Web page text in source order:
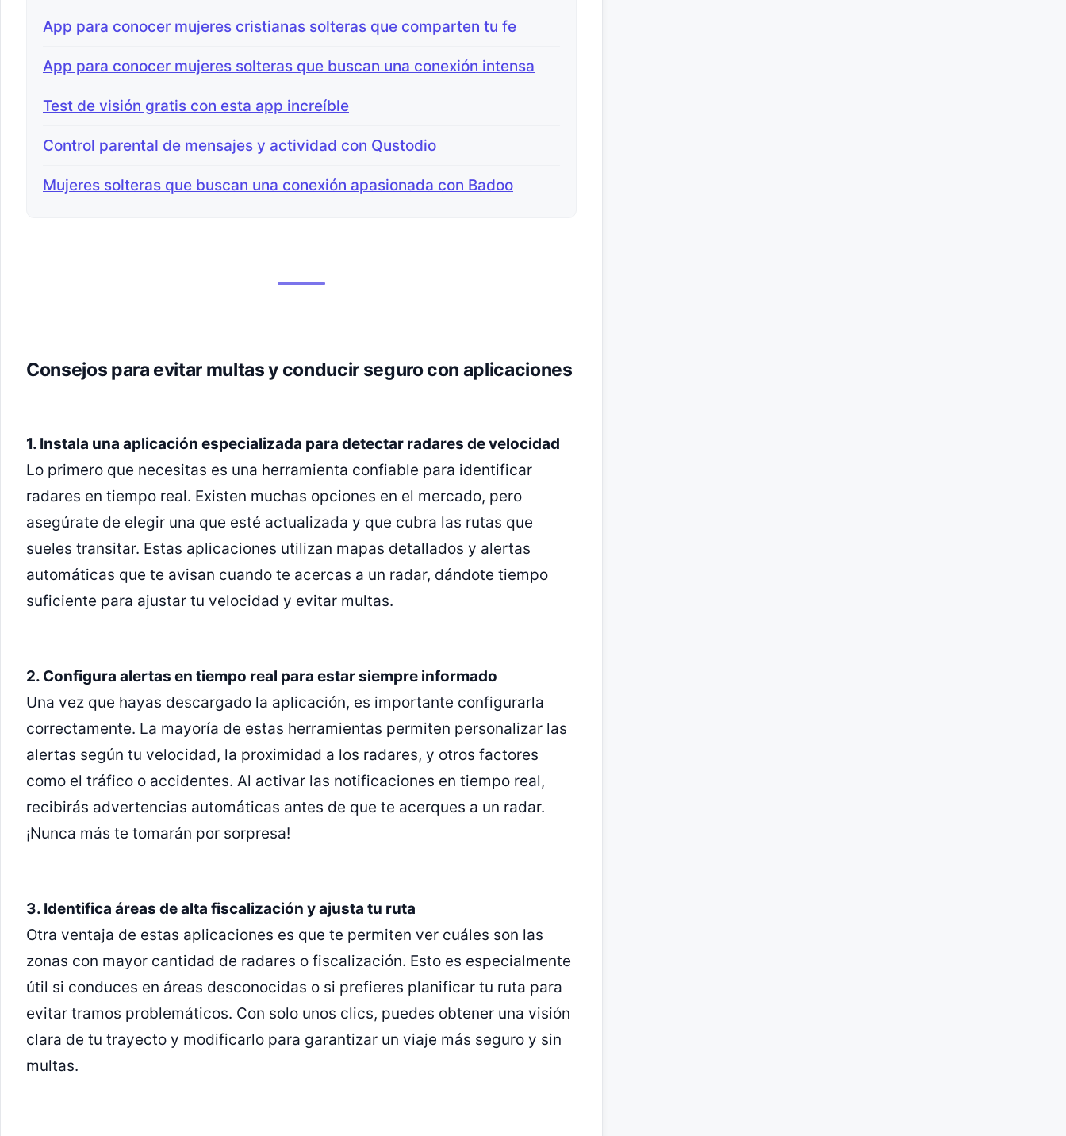
App para conocer mujeres cristianas solteras que comparten tu fe
App para conocer mujeres solteras que buscan una conexión intensa
Test de visión gratis con esta app increíble
Control parental de mensajes y actividad con Qustodio
Mujeres solteras que buscan una conexión apasionada con Badoo
Consejos para evitar multas y conducir seguro con aplicaciones
1. Instala una aplicación especializada para detectar radares de velocidad
Lo primero que necesitas es una herramienta confiable para identificar
radares en tiempo real. Existen muchas opciones en el mercado, pero
asegúrate de elegir una que esté actualizada y que cubra las rutas que
sueles transitar. Estas aplicaciones utilizan mapas detallados y alertas
automáticas que te avisan cuando te acercas a un radar, dándote tiempo
suficiente para ajustar tu velocidad y evitar multas.
2. Configura alertas en tiempo real para estar siempre informado
Una vez que hayas descargado la aplicación, es importante configurarla
correctamente. La mayoría de estas herramientas permiten personalizar las
alertas según tu velocidad, la proximidad a los radares, y otros factores
como el tráfico o accidentes. Al activar las notificaciones en tiempo real,
recibirás advertencias automáticas antes de que te acerques a un radar.
¡Nunca más te tomarán por sorpresa!
3. Identifica áreas de alta fiscalización y ajusta tu ruta
Otra ventaja de estas aplicaciones es que te permiten ver cuáles son las
zonas con mayor cantidad de radares o fiscalización. Esto es especialmente
útil si conduces en áreas desconocidas o si prefieres planificar tu ruta para
evitar tramos problemáticos. Con solo unos clics, puedes obtener una visión
clara de tu trayecto y modificarlo para garantizar un viaje más seguro y sin
multas.